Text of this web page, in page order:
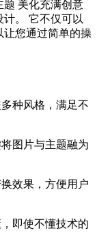
计。 它不仅可以
您通过 简单的操
种
风格，满足不
图片与主题融为
效果，方便用户
即使不懂技术的